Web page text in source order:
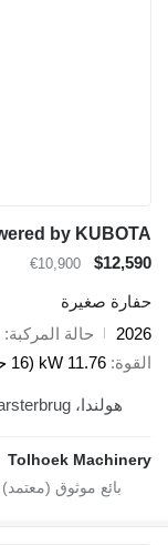
by KUBOTA
$12,590
€10,900
حفارة صغيرة
2026
حالة المركبة
القوة 11.76 kW (16 حصان)
هولندا، Scharsterbrug
Tolhoek Machinery